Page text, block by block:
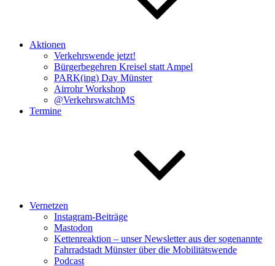
Aktionen
Verkehrswende jetzt!
Bürgerbegehren Kreisel statt Ampel
PARK(ing) Day Münster
Airrohr Workshop
@VerkehrswatchMS
Termine
Vernetzen
Instagram-Beiträge
Mastodon
Kettenreaktion – unser Newsletter aus der sogenannte
Fahrradstadt Münster über die Mobilitätswende
Podcast